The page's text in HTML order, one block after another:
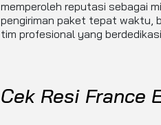
memperoleh reputasi sebagai
pengiriman paket tepat waktu,
tim profesional yang
Cek Resi France